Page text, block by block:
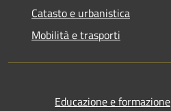
Catasto e urbanistica
Mobilità e trasporti
Educazione e formazione